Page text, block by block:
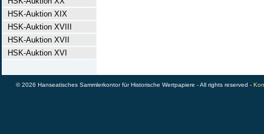
HSK-Auktion XIX
HSK-Auktion XVIII
HSK-Auktion XVII
HSK-Auktion XVI
© 2026 Hanseatisches Sammlerkontor für Historische Wertpapiere - All rights reserved -